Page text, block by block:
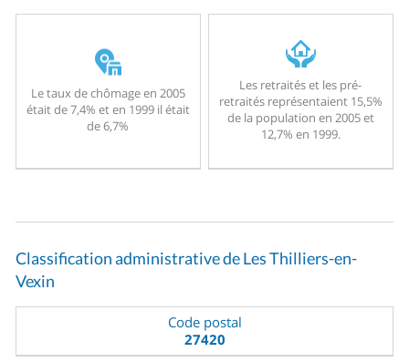
Le taux de chômage en 2005
était de 7,4% et en 1999 il était
de 6,7%
Les retraités et les pré-
retraités représentaient 15,5%
de la population en 2005 et
12,7% en 1999.
Classification administrative de Les Thilliers-en-
Vexin
Code postal
27420